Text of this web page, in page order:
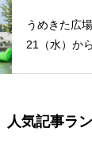
ン！
うめきた広
21（水）か
浴衣・団扇
人気記事ラ